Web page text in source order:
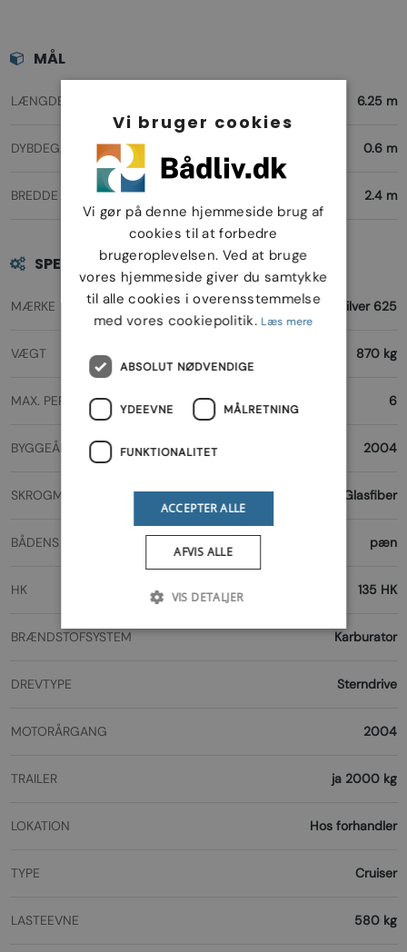
MÅL
LÆNGDE 6.25 m
DYBDEGANG 0.6 m
BREDDE 2.4 m
SPECIFIKATIONER
MÆRKE Quicksilver 625
VÆGT 870 kg
MAX. PERSONER 6
BYGGEÅR 2004
SKROGMATERIALE Glasfiber
BÅDENS TILSTAND pæn
HK 135 HK
BRÆNDSTOFSYSTEM Karburator
DREVTYPE Sterndrive
MOTORÅRGANG 2004
TRAILER ja 2000 kg
LOKATION Hos forhandler
TYPE Cruiser
LASTEEVNE 580 kg
Vi bruger cookies
Vi gør på denne hjemmeside brug af
cookies til at forbedre
brugeroplevelsen. Ved at bruge
vores hjemmeside giver du samtykke
til alle cookies i overensstemmelse
med vores cookiepolitik. Læs mere
ABSOLUT NØDVENDIGE
YDEEVNE MÅLRETNING
FUNKTIONALITET
ACCEPTER ALLE
AFVIS ALLE
VIS DETALJER